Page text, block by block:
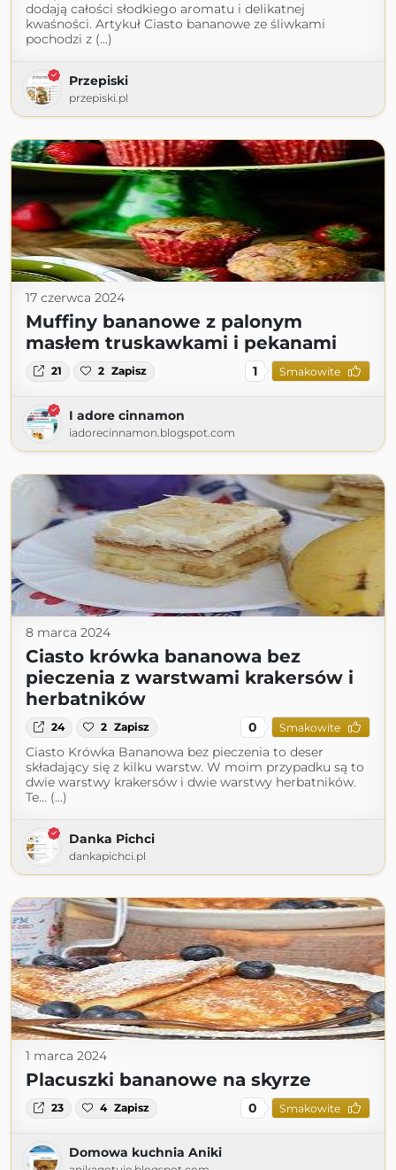
dodają całości słodkiego aromatu i delikatnej
kwaśności. Artykuł Ciasto bananowe ze śliwkami
pochodzi z (...)
Przepiski
przepiski.pl
17 czerwca 2024
Muffiny bananowe z palonym
masłem truskawkami i pekanami
21 2 Zapisz 1 Smakowite
I adore cinnamon
iadorecinnamon.blogspot.com
8 marca 2024
Ciasto krówka bananowa bez
pieczenia z warstwami krakersów i
herbatników
24 2 Zapisz 0 Smakowite
Ciasto Krówka Bananowa bez pieczenia to deser
składający się z kilku warstw. W moim przypadku są to
dwie warstwy krakersów i dwie warstwy herbatników.
Te… (...)
Danka Pichci
dankapichci.pl
1 marca 2024
Placuszki bananowe na skyrze
23 4 Zapisz 0 Smakowite
Domowa kuchnia Aniki